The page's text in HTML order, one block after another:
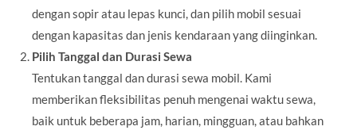
dengan sopir atau lepas kunci, dan pilih mobil sesuai
dengan kapasitas dan jenis kendaraan yang diinginkan.
Pilih Tanggal dan Durasi Sewa
Tentukan tanggal dan durasi sewa mobil. Kami
memberikan fleksibilitas penuh mengenai waktu sewa,
baik untuk beberapa jam, harian, mingguan, atau bahkan